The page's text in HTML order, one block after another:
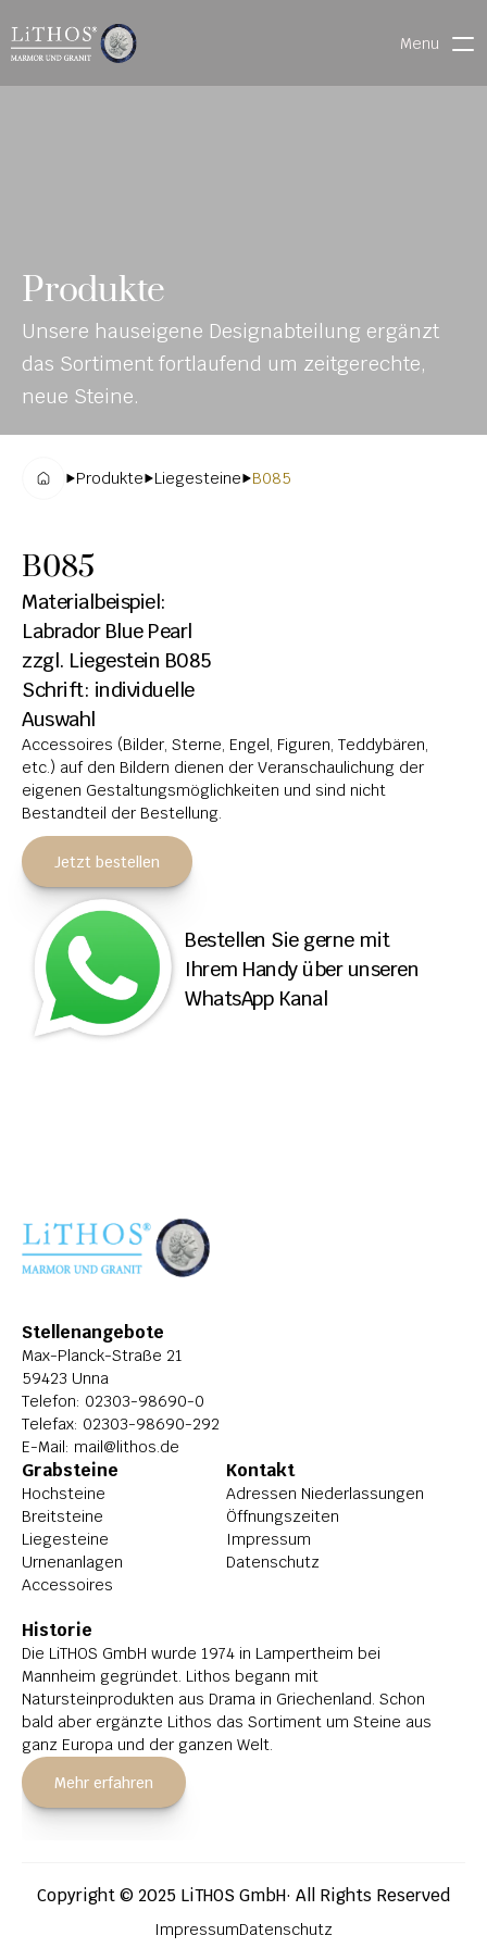
Menu
INE-
KAT
ALO
G
MATERIALIEN
STEINMETZFINDER
3D-KONFIGURATOR
DOWNLOADS
DENKMALE
MAGRADO
KOLUMBARIEN
BREITSTEINE
LIEGESTEINE
URNENANLAGEN
LEUCHTGRABMALE
ACCESSOIRES
KONTAKT
ADRESSEN NIEDERLASSUNGEN
ÖFFNUNGSZEITEN
IMPRESSUM
ÜBER LITHOS
Produkte
Unsere hauseigene Designabteilung ergänzt
das Sortiment fortlaufend um zeitgerechte,
neue Steine.
Produkte Liegesteine B085
B085
Materialbeispiel:
Labrador Blue Pearl
zzgl. Liegestein B085
Schrift: individuelle
Auswahl
Accessoires (Bilder, Sterne, Engel, Figuren, Teddybären,
etc.) auf den Bildern dienen der Veranschaulichung der
eigenen Gestaltungsmöglichkeiten und sind nicht
Bestandteil der Bestellung.
Jetzt bestellen
Bestellen Sie gerne mit
Ihrem Handy über unseren
WhatsApp Kanal
Stellenangebote
Max-Planck-Straße 21
59423 Unna
Telefon: 02303-98690-0
Telefax: 02303-98690-292
E-Mail: mail@lithos.de
Grabsteine
Hochsteine
Breitsteine
Liegesteine
Urnenanlagen
Accessoires
Kontakt
Adressen Niederlassungen
Öffnungszeiten
Impressum
Datenschutz
Historie
Die LiTHOS GmbH wurde 1974 in Lampertheim bei
Mannheim gegründet. Lithos begann mit
Natursteinprodukten aus Drama in Griechenland. Schon
bald aber ergänzte Lithos das Sortiment um Steine aus
ganz Europa und der ganzen Welt.
Mehr erfahren
Copyright © 2025 LiTHOS GmbH· All Rights Reserved
ImpressumDatenschutz